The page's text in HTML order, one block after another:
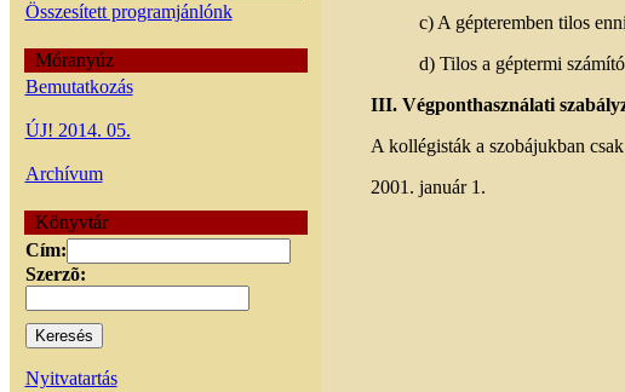
Összesített programjánlónk
Móranyúz
Bemutatkozás
ÚJ! 2014. 05.
Archívum
Könyvtár
Cím:
Szerzõ:
Nyitvatartás
c) A gépteremben tilos
d) Tilos a géptermi
III. Végponthasználati
A kollégisták a szobájukban
2001. január 1.